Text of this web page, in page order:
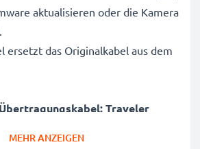
aktualisieren oder die Kamera
ersetzt das Originalkabel aus dem
Traveler
MEHR ANZEIGEN